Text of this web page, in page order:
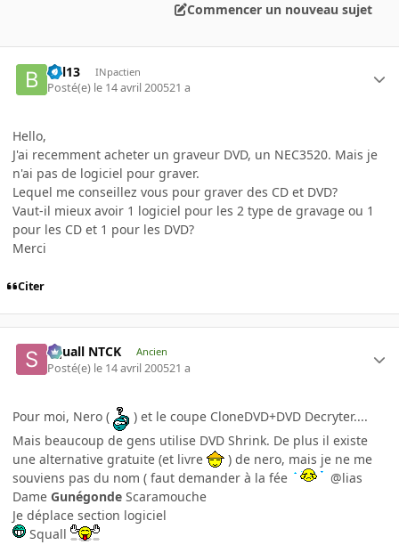
Commencer un nouveau sujet
bill13 INpactien
Posté(e) le 14 avril 200521 a
Hello,
J'ai recemment acheter un graveur DVD, un NEC3520. Mais je
n'ai pas de logiciel pour graver.
Lequel me conseillez vous pour graver des CD et DVD?
Vaut-il mieux avoir 1 logiciel pour les 2 type de gravage ou 1
pour les CD et 1 pour les DVD?
Merci
Citer
Squall NTCK Ancien
Posté(e) le 14 avril 200521 a
Pour moi, Nero (
) et le coupe CloneDVD+DVD Decryter....
Mais beaucoup de gens utilise DVD Shrink. De plus il existe
une alternative gratuite (et livre
) de nero, mais je ne me
souviens pas du nom ( faut demander à la fée
@lias
Dame Gunégonde Scaramouche
Je déplace section logiciel
Squall